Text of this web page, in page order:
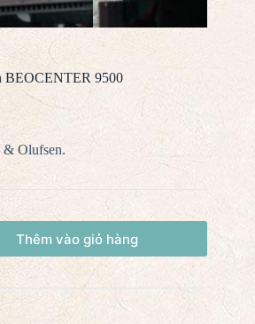
BEOCENTER 9500
& Olufsen.
Thêm vào giỏ hàng